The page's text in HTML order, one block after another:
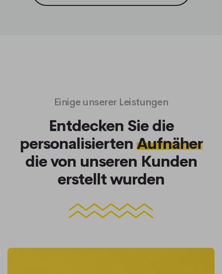
Einige unserer Leistungen
Entdecken Sie die
personalisierten Aufnäher
die von unseren Kunden
erstellt wurden